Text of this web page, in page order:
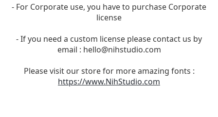
- For Corporate use, you have to purchase Corporate
license
- If you need a custom license please contact us by
email : hello@nihstudio.com
Please visit our store for more amazing fonts :
https://www.NihStudio.com